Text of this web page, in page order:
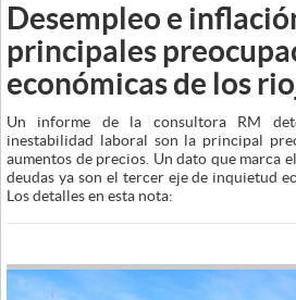
Desempleo e
principales
económicas de los
Un informe de la consultora RM
inestabilidad laboral son la principal
aumentos de precios. Un dato que marca
deudas ya son el tercer eje de inquietud
Los detalles en esta nota: